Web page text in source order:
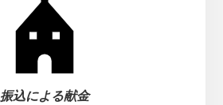
振込による献金